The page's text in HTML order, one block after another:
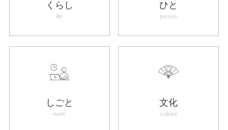
くらし
life
ひと
person
しごと
work
文化
culture